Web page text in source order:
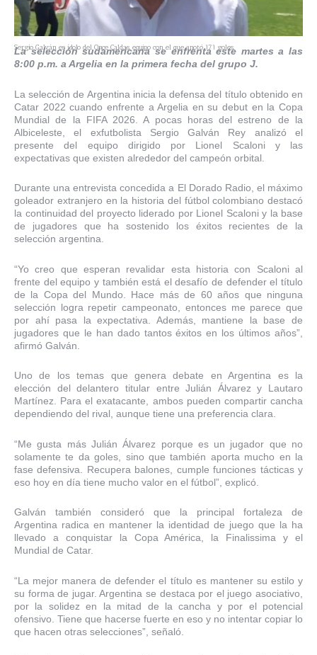
Sergio Galván es ídolo del Once Caldas, equipo con el que anotó 171 goles.
La selección sudamericana se enfrenta este martes a las
8:00 p.m. a Argelia en la primera fecha del grupo J.
La selección de Argentina inicia la defensa del título obtenido en
Catar 2022 cuando enfrente a Argelia en su debut en la Copa
Mundial de la FIFA 2026. A pocas horas del estreno de la
Albiceleste, el exfutbolista Sergio Galván Rey analizó el
presente del equipo dirigido por Lionel Scaloni y las
expectativas que existen alrededor del campeón orbital.
Durante una entrevista concedida a El Dorado Radio, el máximo
goleador extranjero en la historia del fútbol colombiano destacó
la continuidad del proyecto liderado por Lionel Scaloni y la base
de jugadores que ha sostenido los éxitos recientes de la
selección argentina.
“Yo creo que esperan revalidar esta historia con Scaloni al
frente del equipo y también está el desafío de defender el título
de la Copa del Mundo. Hace más de 60 años que ninguna
selección logra repetir campeonato, entonces me parece que
por ahí pasa la expectativa. Además, mantiene la base de
jugadores que le han dado tantos éxitos en los últimos años”,
afirmó Galván.
Uno de los temas que genera debate en Argentina es la
elección del delantero titular entre Julián Álvarez y Lautaro
Martínez. Para el exatacante, ambos pueden compartir cancha
dependiendo del rival, aunque tiene una preferencia clara.
“Me gusta más Julián Álvarez porque es un jugador que no
solamente te da goles, sino que también aporta mucho en la
fase defensiva. Recupera balones, cumple funciones tácticas y
eso hoy en día tiene mucho valor en el fútbol”, explicó.
Galván también consideró que la principal fortaleza de
Argentina radica en mantener la identidad de juego que la ha
llevado a conquistar la Copa América, la Finalissima y el
Mundial de Catar.
“La mejor manera de defender el título es mantener su estilo y
su forma de jugar. Argentina se destaca por el juego asociativo,
por la solidez en la mitad de la cancha y por el potencial
ofensivo. Tiene que hacerse fuerte en eso y no intentar copiar lo
que hacen otras selecciones”, señaló.